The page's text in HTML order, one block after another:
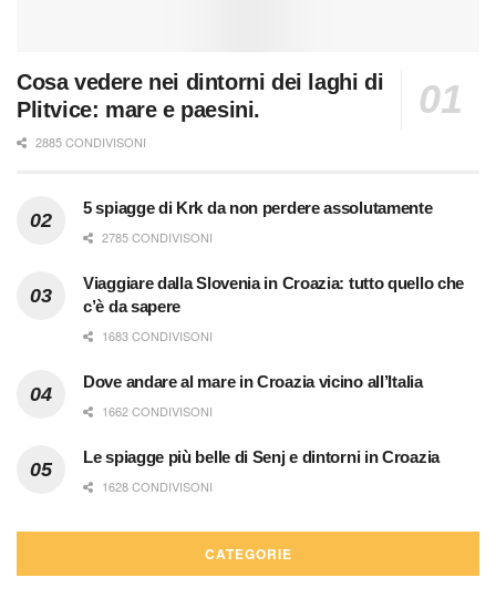
Cosa vedere nei dintorni dei laghi di
Plitvice: mare e paesini.
2885 CONDIVISONI
5 spiagge di Krk da non perdere assolutamente
2785 CONDIVISONI
Viaggiare dalla Slovenia in Croazia: tutto quello che
c’è da sapere
1683 CONDIVISONI
Dove andare al mare in Croazia vicino all’Italia
1662 CONDIVISONI
Le spiagge più belle di Senj e dintorni in Croazia
1628 CONDIVISONI
CATEGORIE